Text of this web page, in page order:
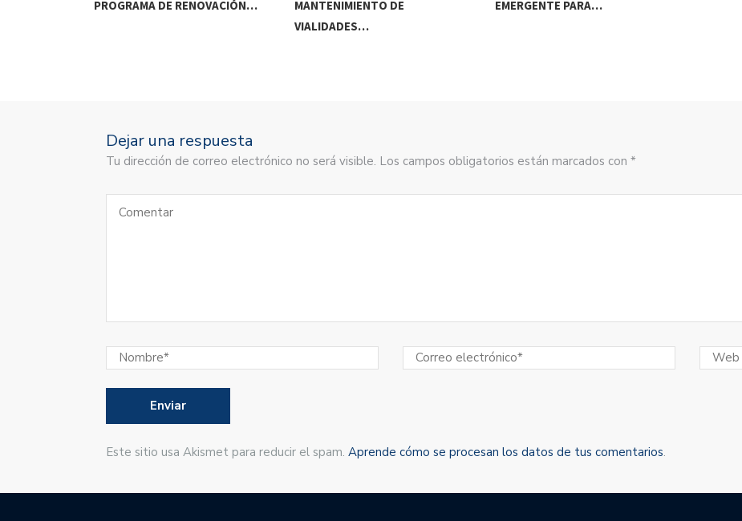
PROGRAMA DE RENOVACIÓN…
MANTENIMIENTO DE
VIALIDADES…
EMERGENTE PARA…
Dejar una respuesta
Tu dirección de correo electrónico no será visible. Los campos obligatorios están marcados con *
Este sitio usa Akismet para reducir el spam. Aprende cómo se procesan los datos de tus comentarios.